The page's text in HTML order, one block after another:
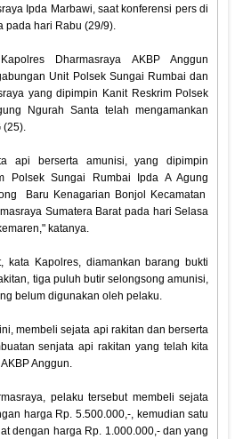
Ipda Marbawi, saat konferensi pers di
pada hari Rabu (29/9).
Dharmasraya AKBP Anggun
Unit Polsek Sungai Rumbai dan
yang dipimpin Kanit Reskrim Polsek
Ngurah Santa telah mengamankan
(25).
api berserta amunisi, yang dipimpin
Polsek Sungai Rumbai Ipda A Agung
Baru Kenagarian Bonjol Kecamatan
Sumatera Barat pada hari Selasa
katanya.
kata Kapolres, diamankan barang bukti
tiga puluh butir selongsong amunisi,
belum digunakan oleh pelaku.
membeli sejata api rakitan dan berserta
senjata api rakitan yang telah kita
Anggun.
pelaku tersebut membeli sejata
harga Rp. 5.500.000,-, kemudian satu
dengan harga Rp. 1.000.000,- dan yang